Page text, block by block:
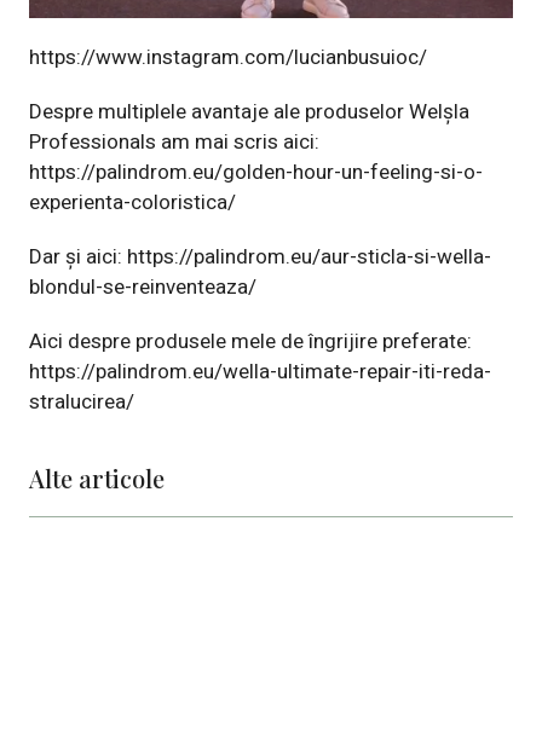
Alte articole
https://www.instagram.com/lucianbusuioc/
Despre multiplele avantaje ale produselor Welșla
Professionals am mai scris aici:
https://palindrom.eu/golden-hour-un-feeling-si-o-
experienta-coloristica/
Dar și aici: https://palindrom.eu/aur-sticla-si-wella-
blondul-se-reinventeaza/
Aici despre produsele mele de îngrijire preferate:
https://palindrom.eu/wella-ultimate-repair-iti-reda-
stralucirea/